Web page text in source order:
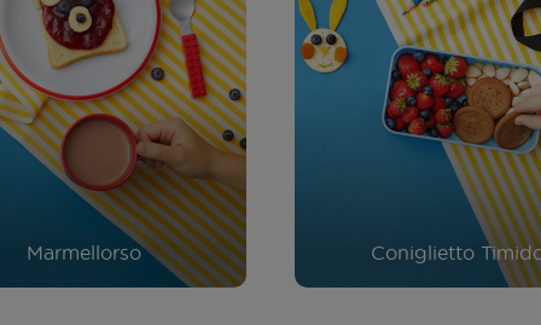
Marmellorso Coniglietto